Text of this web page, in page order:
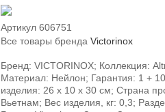
Артикул 606751
Все товары бренда Victorinox
Бренд: VICTORINOX; Коллекция:
Материал: Нейлон; Гарантия: 1 +
изделия: 26 x 10 x 30 см; Страна
Вьетнам; Вес изделия, кг: 0,3;